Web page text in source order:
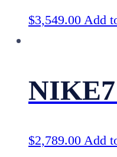
$3,549.00 Add
$2,789.00 Add